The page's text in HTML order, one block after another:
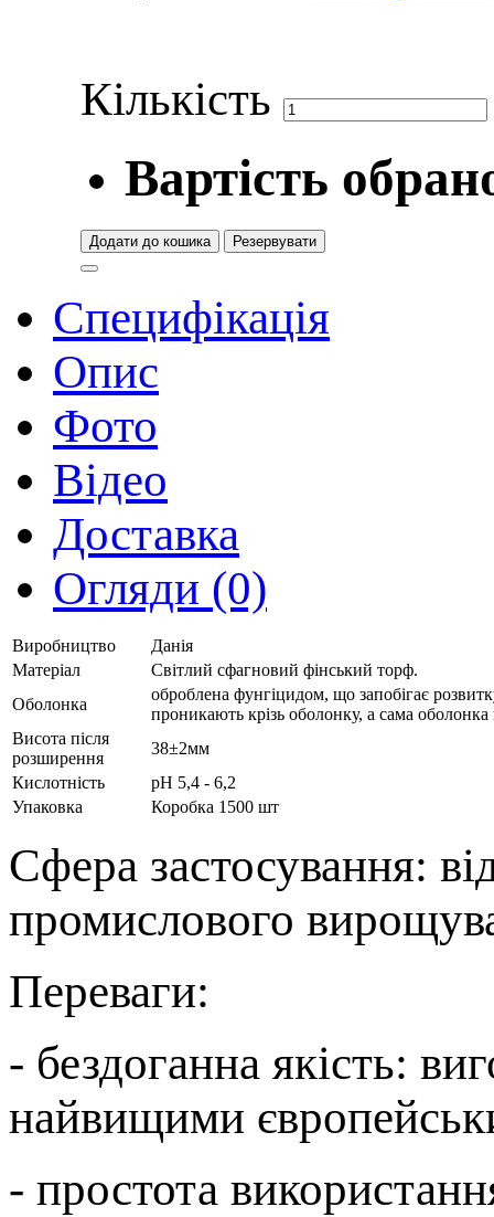
Кількість
Вартість
Додати до кошика Резервувати
Специфікація
Опис
Фото
Відео
Доставка
Огляди (0)
Виробництво
Данія
Матеріал
Світлий сфагновий фінський торф.
Оболонка
оброблена фунгіцидом, що запобігає
проникають крізь оболонку, а сама оболонка
Висота після
розширення
38±2мм
Кислотність
рН 5,4 - 6,2
Упаковка
Коробка 1500 шт
Сфера застосування:
промислового
Переваги:
- бездоганна якість:
найвищими
- простота